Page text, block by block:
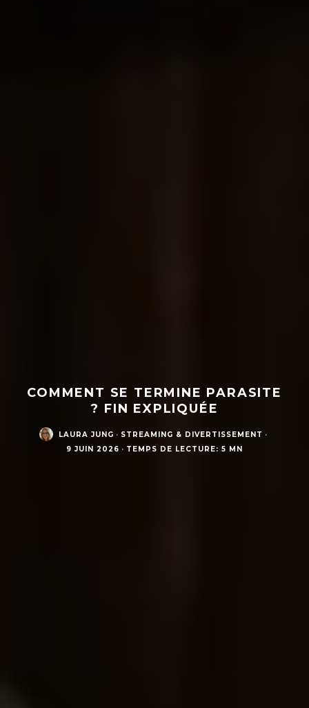
COMMENT SE TERMINE PARASITE
? FIN EXPLIQUÉE
LAURA JUNG · STREAMING & DIVERTISSEMENT ·
9 JUIN 2026 · TEMPS DE LECTURE: 5 MN